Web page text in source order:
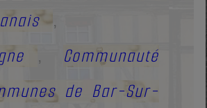
,
, Communauté
de Bar-Sur-